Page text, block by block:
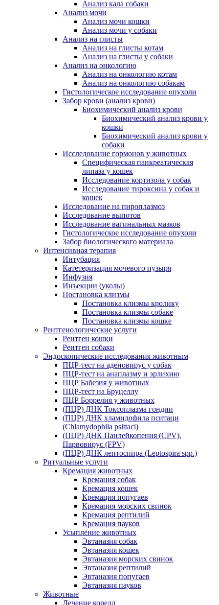
Анализ кала собаки
Анализ мочи
Анализ мочи кошки
Анализ мочи у собаки
Анализ на глисты
Анализ на глисты котам
Анализ на глисты у собаки
Анализ на онкологию
Анализ на онкологию котам
Анализ на онкологию собакам
Гистологическое исследование опухоли
Забор крови (анализ крови)
Биохимический анализ крови
Биохимический анализ крови у
кошки
Биохимический анализ крови у
собаки
Исследование гормонов у животных
Специфическая панкреатическая
липаза у кошек
Исследование кортизола у собак
Исследование тироксина у собак и
кошек
Исследование на пироплазмоз
Исследование выпотов
Исследование вагинальных мазков
Гистологическое исследование опухоли
Забор биологического материала
Интенсивная терапия
Интубация
Катетеризация мочевого пузыря
Инфузия
Инъекции (уколы)
Постановка клизмы
Постановка клизмы кролику
Постановка клизмы собаке
Постановка клизмы кошке
Рентгенологические услуги
Рентген кошки
Рентген собаки
Эндоскопические исследования животным
ПЦР-тест на аденовирус у собак
ПЦР-тест на анаплазму и эрлихию
ПЦР Бабезия у животных
ПЦР-тест на Бруцеллу
ПЦР Боррелия у животных
(ПЦР) ДНК Токсоплазма гондии
(ПЦР) ДНК хламидофила пситаци
(Chlamydophila psittaci)
(ПЦР) ДНК Панлейкопения (CPV),
Парвовирус (FPV)
(ПЦР) ДНК лептоспира (Leptospira spp.)
Ритуальные услуги
Кремация животных
Кремация собак
Кремация кошек
Кремация попугаев
Кремация морских свинок
Кремация рептилий
Кремация пауков
Усыпление животных
Эвтаназия собак
Эвтаназия кошек
Эвтаназия морских свинок
Эвтаназия рептилий
Эвтаназия попугаев
Эвтаназия пауков
Животные
Лечение корелл